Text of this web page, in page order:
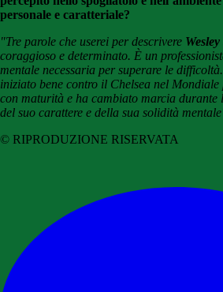
personale e caratteriale?
"Tre parole che userei per descrivere Wesley
coraggioso e determinato. È un
mentale necessaria per superare le
iniziato bene contro il Chelsea nel
con maturità e ha cambiato marcia durante
del suo carattere e della sua solidità
© RIPRODUZIONE RISERVATA